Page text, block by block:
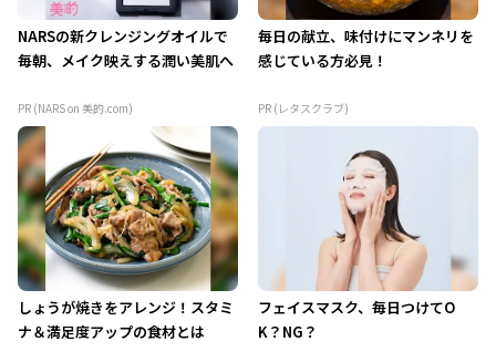
NARSの新クレンジングオイルで
毎朝、メイク映えする潤い美肌へ
PR (NARS on 美的.com)
毎日の献立、味付けにマンネリを
感じている方必見！
PR (レタスクラブ)
しょうが焼きをアレンジ！スタミ
ナ＆満足度アップの食材とは
フェイスマスク、毎日つけてO
K？NG？